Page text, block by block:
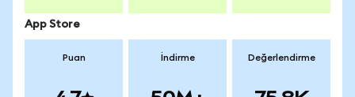
App Store
Puan İndirme Değerlendirme